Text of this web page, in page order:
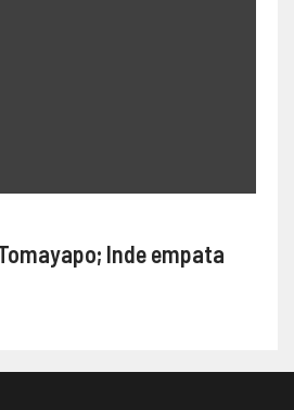
Inde empata